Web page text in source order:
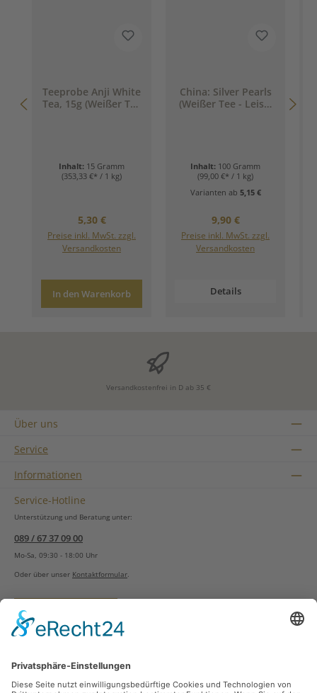
Teeprobe Anji White
Tea, 15g (Weißer Tee
Inhalt: 15 Gramm
(353,33 €* / 1 kg)
Regulärer Preis:
5,30 €
Preise inkl. MwSt. zzgl.
Versandkosten
In den Warenkorb
China: Silver Pearls
(Weißer Tee - Leise.
Inhalt: 100 Gramm
(99,00 €* / 1 kg)
Varianten ab 5,15 €
Regulärer Preis:
9,90 €
Preise inkl. MwSt. zzgl.
Versandkosten
Details
Versandkostenfrei in D ab 35 €
Über uns
Service
Informationen
Service-Hotline
Unterstützung und Beratung unter:
089 / 67 37 09 00
Mo-Sa, 09:30 - 18:00 Uhr
Oder über unser Kontaktformular.
Vertrag widerrufen
Zahlungsarten